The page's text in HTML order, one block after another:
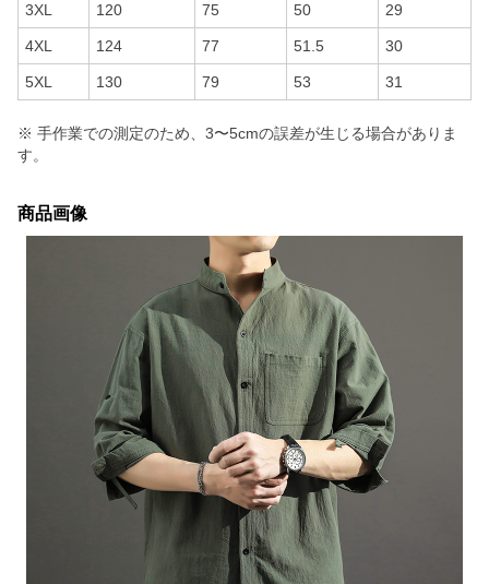
3XL 120 75 50 29
4XL 124 77 51.5 30
5XL 130 79 53 31
※ 手作業での測定のため、3〜5cmの誤差が生じる場合がありま
す。
商品画像